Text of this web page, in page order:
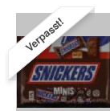
Verpasst!